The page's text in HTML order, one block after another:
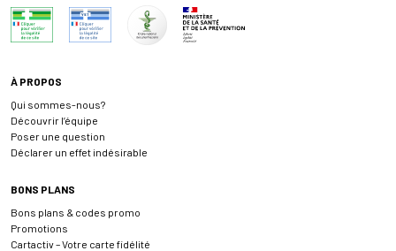
À PROPOS
Qui sommes-nous?
Découvrir l’équipe
Poser une question
Déclarer un effet indésirable
BONS PLANS
Bons plans & codes promo
Promotions
Cartactiv – Votre carte fidélité